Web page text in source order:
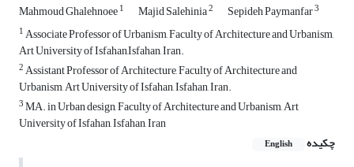
Mahmoud Ghalehnoee1 Majid Salehinia2 Sepideh Paymanfar3
1Associate Professor of Urbanism, Faculty of Architecture and Urbanism,
Art University of Isfahan,Isfahan, Iran.
2Assistant Professor of Architecture, Faculty of Architecture and
Urbanism, Art University of Isfahan, Isfahan, Iran.
3MA. in Urban design, Faculty of Architecture and Urbanism, Art
University of Isfahan, Isfahan, Iran
چکیده
English